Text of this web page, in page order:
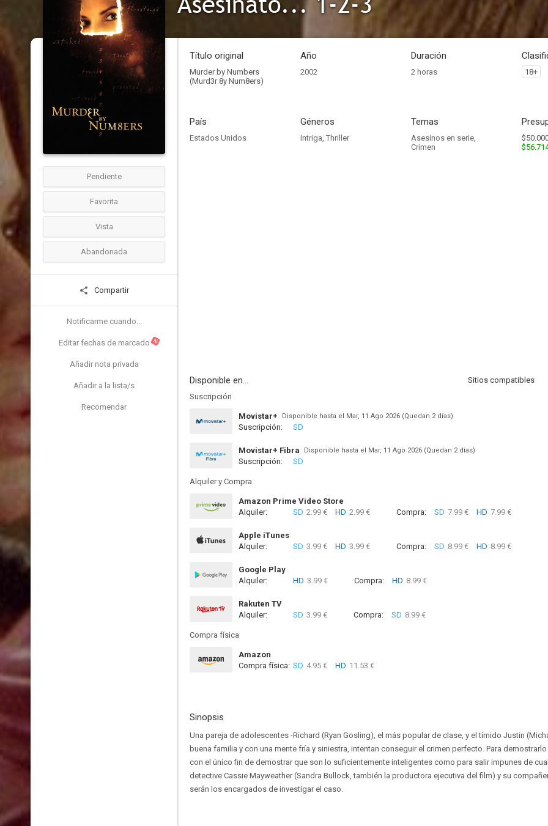
Pendiente
Favorita
Vista
Abandonada
Compartir
Notificarme cuando...
Editar fechas de marcado N
Añadir nota privada
Añadir a la lista/s
Recomendar
Título original
Murder by Numbers
(Murd3r 8y Num8ers)
Año
2002
Duración
2 horas 18+
País
Estados Unidos
Géneros
Intriga, Thriller
Temas
Asesinos en serie,
Crimen
Disponible en...
Sitios compatibles
Suscripción
Movistar+ Disponible hasta el Mar, 11 Ago 2026 (Quedan 2 días)
Suscripción: SD
Movistar+ Fibra Disponible hasta el Mar, 11 Ago 2026 (Quedan 2 días)
Suscripción: SD
Alquiler y Compra
Amazon Prime Video Store
Alquiler:
SD 2.99 € HD 2.99 € Compra: SD 7.99 € HD 7.99 €
Apple iTunes
Alquiler:
SD 3.99 € HD 3.99 € Compra: SD 8.99 € HD 8.99 €
Google Play
Alquiler:
HD 3.99 € Compra: HD 8.99 €
Rakuten TV
Alquiler:
SD 3.99 € Compra: SD 8.99 €
Compra física
Amazon
Compra física: SD 4.95 € HD 11.53 €
Sinopsis
Una pareja de adolescentes -Richard (Ryan Gosling), el más popular de clase, y el tímido Justin
buena familia y con una mente fría y siniestra, intentan conseguir el crimen perfecto. Para
con el único fin de demostrar que son lo suficientemente inteligentes como para salir impunes de
detective Cassie Mayweather (Sandra Bullock, también la productora ejecutiva del film) y su
serán los encargados de investigar el caso.